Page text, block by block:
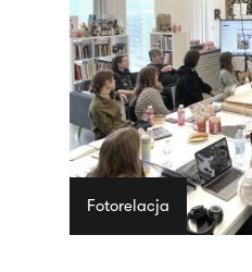
Fotorelacja